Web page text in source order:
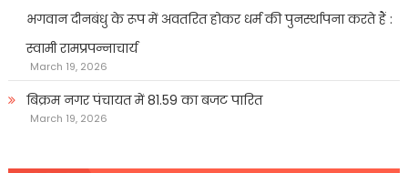
भगवान दीनबंधु के रूप में अवतरित होकर धर्म की पुनर्स्थापना करते हैं :
स्वामी रामप्रपन्नाचार्य
March 19, 2026
बिक्रम नगर पंचायत में 81.59 का बजट पारित
March 19, 2026